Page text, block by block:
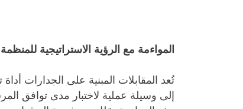
المواءمة مع الرؤية الاستراتيجية
تُعد المقابلات المبنية على الجدارات
إلى وسيلة عملية لاختبار مدى توافق